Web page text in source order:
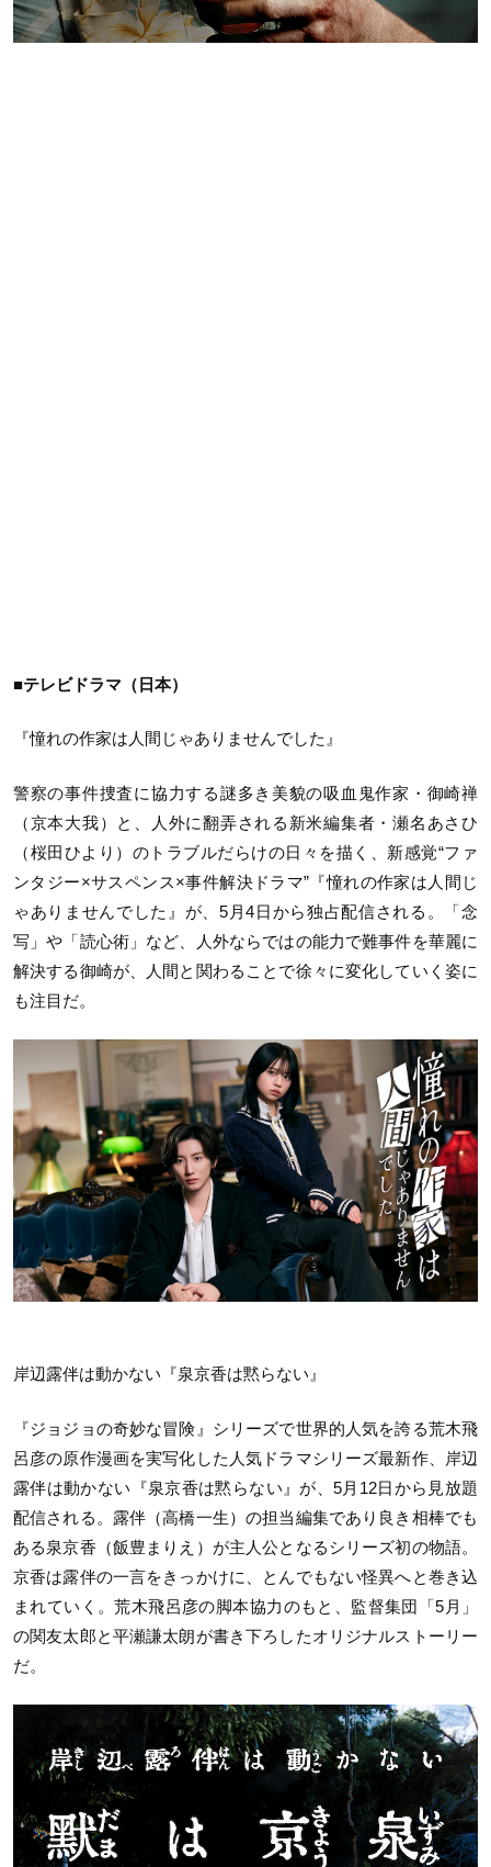
■テレビドラマ（日本）
『憧れの作家は人間じゃありませんでした』
警察の事件捜査に協力する謎多き美貌の吸血鬼作家・御崎禅
（京本大我）と、人外に翻弄される新米編集者・瀬名あさひ
（桜田ひより）のトラブルだらけの日々を描く、新感覚“ファ
ンタジー×サスペンス×事件解決ドラマ”『憧れの作家は人間じ
ゃありませんでした』が、5月4日から独占配信される。「念
写」や「読心術」など、人外ならではの能力で難事件を華麗に
解決する御崎が、人間と関わることで徐々に変化していく姿に
も注目だ。
岸辺露伴は動かない『泉京香は黙らない』
『ジョジョの奇妙な冒険』シリーズで世界的人気を誇る荒木飛
呂彦の原作漫画を実写化した人気ドラマシリーズ最新作、岸辺
露伴は動かない『泉京香は黙らない』が、5月12日から見放題
配信される。露伴（高橋一生）の担当編集であり良き相棒でも
ある泉京香（飯豊まりえ）が主人公となるシリーズ初の物語。
京香は露伴の一言をきっかけに、とんでもない怪異へと巻き込
まれていく。荒木飛呂彦の脚本協力のもと、監督集団「5月」
の関友太郎と平瀬謙太朗が書き下ろしたオリジナルストーリー
だ。